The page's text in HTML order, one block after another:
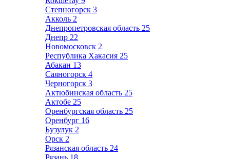
Степногорск 3
Акколь 2
Днепропетровская область 25
Днепр 22
Новомосковск 2
Республика Хакасия 25
Абакан 13
Саяногорск 4
Черногорск 3
Актюбинская область 25
Актобе 25
Оренбургская область 25
Оренбург 16
Бузулук 2
Орск 2
Рязанская область 24
Рязань 18